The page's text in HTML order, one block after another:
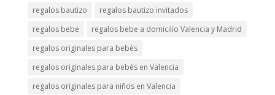
regalos bautizo
regalos bautizo invitados
regalos bebe
regalos bebe a domicilio Valencia y Madrid
regalos originales para bebés
regalos originales para bebés en Valencia
regalos originales para niños en Valencia